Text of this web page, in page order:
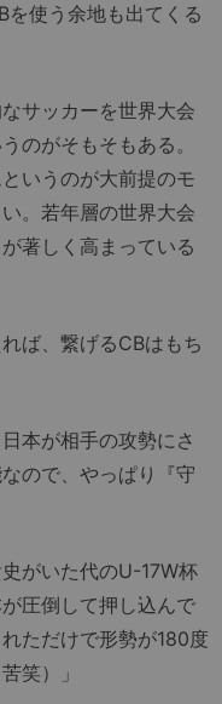
を使う余地も出てくる
サッカーを世界大会
のがそもそもある。
いうのが大前提のモ
。若年層の世界大会
著しく高まっている
ば、繋げるCBはもち
本が相手の攻勢にさ
ので、やっぱり『守
がいた代のU-17W杯
圧倒して押し込んで
ただけで形勢が180度
笑）」